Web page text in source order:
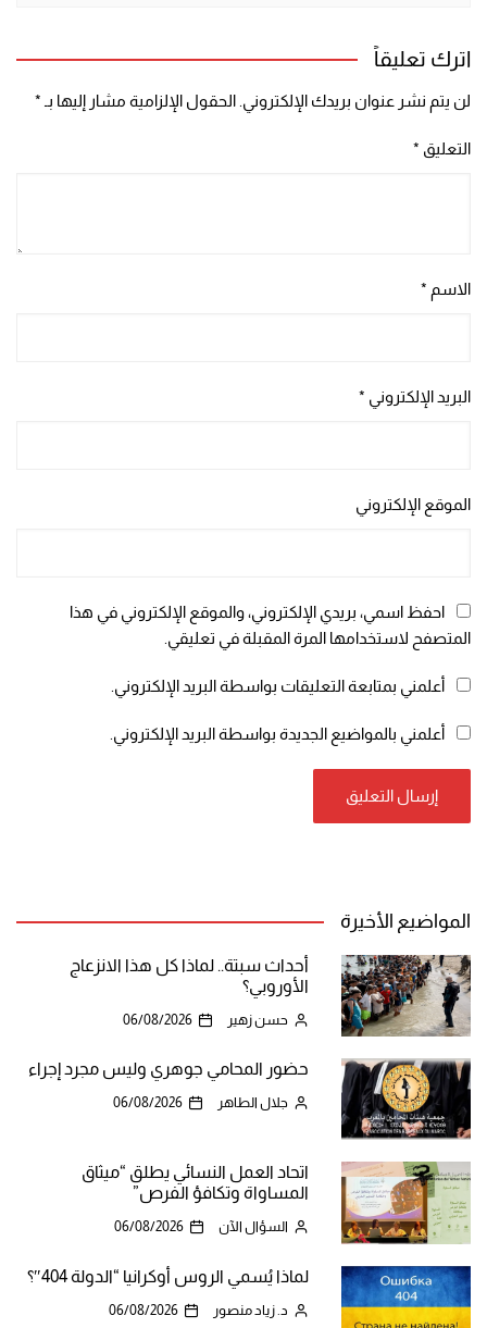
اترك تعليقاً
لن يتم نشر عنوان بريدك الإلكتروني. الحقول الإلزامية مشار إليها بـ *
التعليق *
الاسم *
البريد الإلكتروني *
الموقع الإلكتروني
احفظ اسمي، بريدي الإلكتروني، والموقع الإلكتروني في هذا
المتصفح لاستخدامها المرة المقبلة في تعليقي.
أعلمني بمتابعة التعليقات بواسطة البريد الإلكتروني.
أعلمني بالمواضيع الجديدة بواسطة البريد الإلكتروني.
المواضيع الأخيرة
أحداث سبتة.. لماذا كل هذا الانزعاج
الأوروبي؟
حسن زهير 06/08/2026
حضور المحامي جوهري وليس مجرد إجراء
جلال الطاهر 06/08/2026
اتحاد العمل النسائي يطلق “ميثاق
المساواة وتكافؤ الفرص”
السؤال الآن 06/08/2026
لماذا يُسمي الروس أوكرانيا “الدولة 404″؟
د. زياد منصور 06/08/2026